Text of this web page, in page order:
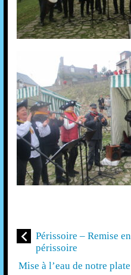
Périssoire – Remise
périssoire
Mise à l’eau de notre